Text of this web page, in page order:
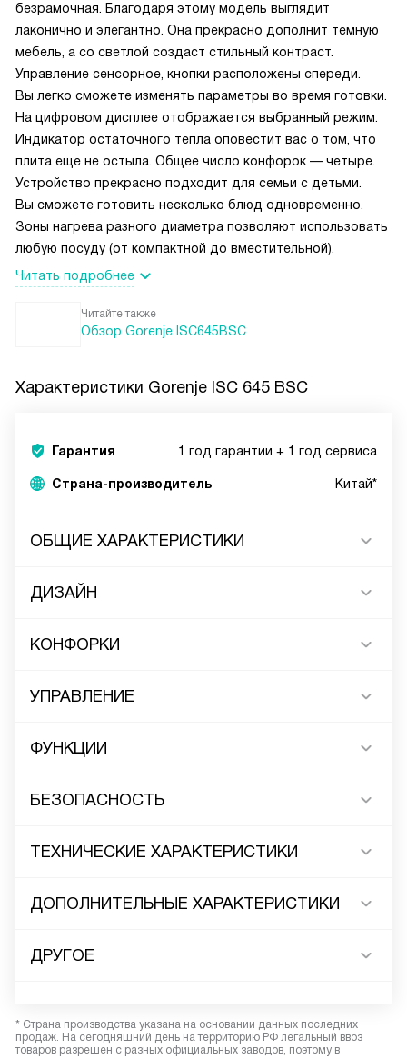
безрамочная. Благодаря этому модель выглядит
лаконично и элегантно. Она прекрасно дополнит темную
мебель, а со светлой создаст стильный контраст.
Управление сенсорное, кнопки расположены спереди.
Вы легко сможете изменять параметры во время готовки.
На цифровом дисплее отображается выбранный режим.
Индикатор остаточного тепла оповестит вас о том, что
плита еще не остыла. Общее число конфорок — четыре.
Устройство прекрасно подходит для семьи с детьми.
Вы сможете готовить несколько блюд одновременно.
Зоны нагрева разного диаметра позволяют использовать
любую посуду (от компактной до вместительной).
Читать подробнее
Читайте также
Обзор Gorenje ISC645BSC
Характеристики Gorenje ISC 645 BSC
Гарантия 1 год гарантии + 1 год сервиса
Страна-производитель Китай*
ОБЩИЕ ХАРАКТЕРИСТИКИ
ДИЗАЙН
КОНФОРКИ
УПРАВЛЕНИЕ
ФУНКЦИИ
БЕЗОПАСНОСТЬ
ТЕХНИЧЕСКИЕ ХАРАКТЕРИСТИКИ
ДОПОЛНИТЕЛЬНЫЕ ХАРАКТЕРИСТИКИ
ДРУГОЕ
* Страна производства указана на основании данных последних
продаж. На сегодняшний день на территорию РФ легальный ввоз
товаров разрешен с разных официальных заводов, поэтому в